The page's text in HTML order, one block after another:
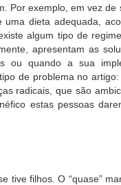
Por exemplo, em vez de
dieta adequada,
algum tipo de
apresentam as
ou quando a sua
de problema no artigo:
radicais, que são
estas pessoas
tive filhos. O “quase”